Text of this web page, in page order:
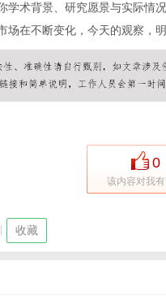
学术背景、研究愿景与实际情
场在不断变化，今天的观察，
0
该内容对我
收藏